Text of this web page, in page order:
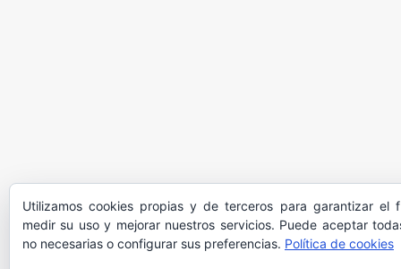
Utilizamos cookies propias y de terceros para garantizar el
medir su uso y mejorar nuestros servicios. Puede aceptar
no necesarias o configurar sus preferencias. Política de cookies